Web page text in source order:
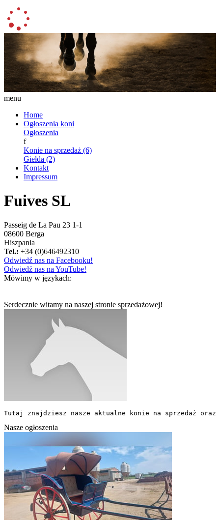
menu
Home
Ogłoszenia koni
Ogłoszenia
f
Konie na sprzedaż (6)
Giełda (2)
Kontakt
Impressum
Fuives SL
Passeig de La Pau 23 1-1
08600 Berga
Hiszpania
Tel.: +34 (0)646492310
Odwiedź nas na Facebooku!
Odwiedź nas na YouTube!
Mówimy w językach:
Serdecznie witamy na naszej stronie sprzedażowej!
Tutaj znajdziesz nasze aktualne konie na sprzedaż
Nasze ogłoszenia